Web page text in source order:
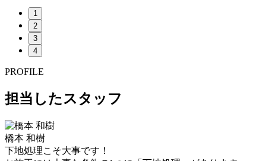
1
2
3
4
PROFILE
担当したスタッフ
橋本 和樹
下地処理こそ大事です！